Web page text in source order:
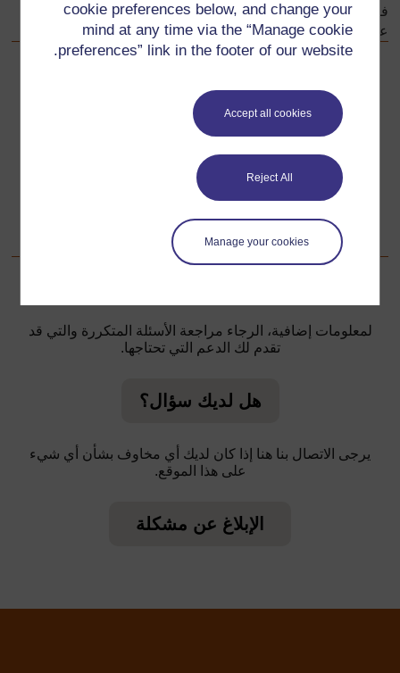
cookie preferences below, and change your
mind at any time via the “Manage cookie
preferences” link in the footer of our website.
Accept all cookies
Reject All
Manage your cookies
فطيرة. هذا القسم يقترح استراتيجيات تدريسية لمساعدة التلاميذ
على تطوير مهارات الاستيعاب والتلخيص.
المصدر ٤:
أسئلة يمكن طرحها بعد أن يؤدي التلاميذ القراءة
الصامتة المستدامة
التالي
دراسة الحلقة ١
لمعلومات إضافية، الرجاء مراجعة الأسئلة المتكررة والتي قد
تقدم لك الدعم التي تحتاجها.
هل لديك سؤال؟
يرجى الاتصال بنا هنا إذا كان لديك أي مخاوف بشأن أي شيء
على هذا الموقع.
الإبلاغ عن مشكلة